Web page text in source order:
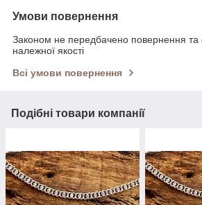
Умови повернення
Законом не передбачено повернення та
належної якості
Всі умови повернення
Подібні товари компанії